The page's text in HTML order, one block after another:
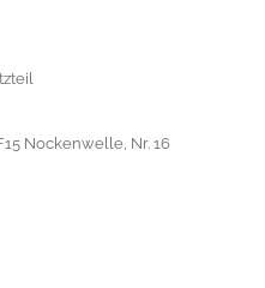
Nockenwelle, Nr. 16